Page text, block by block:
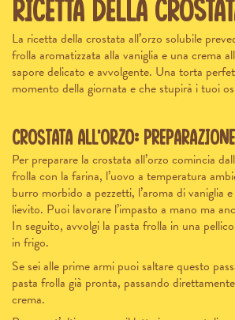
Ricetta della
La ricetta della crostata all’orzo solubile
frolla aromatizzata alla vaniglia e una crema
sapore delicato e avvolgente. Una torta
momento della giornata e che stupirà i tuoi
Crostata all’orzo: preparazione
Per preparare la crostata all’orzo comincia
frolla con la farina, l’uovo a temperatura
burro morbido a pezzetti, l’aroma di vaniglia
lievito. Puoi lavorare l’impasto a mano ma
In seguito, avvolgi la pasta frolla in una
in frigo.
Se sei alle prime armi puoi saltare questo
pasta frolla già pronta, passando
crema.